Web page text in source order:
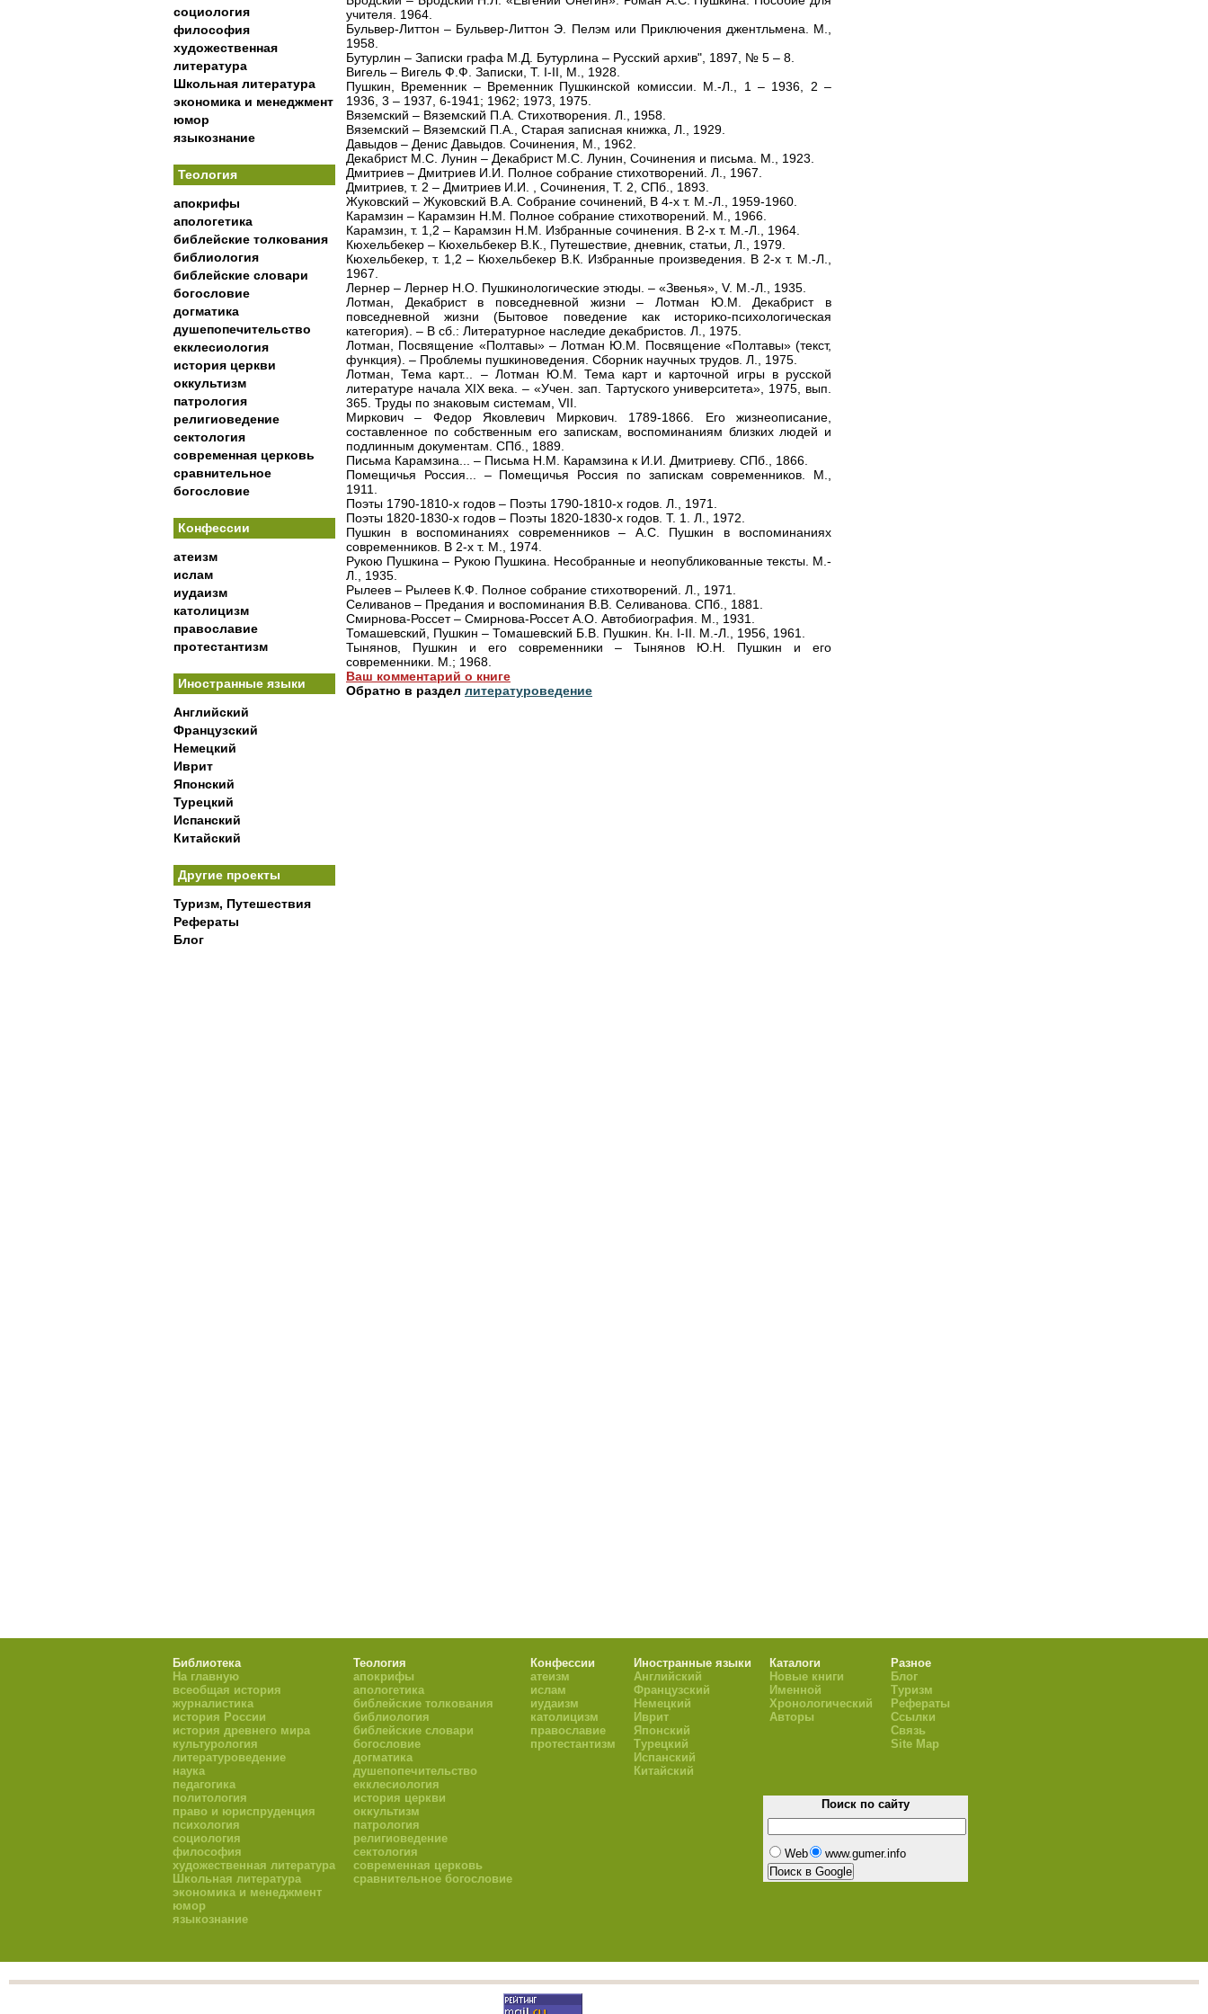
социология
философия
художественная
литература
Школьная литература
экономика и менеджмент
юмор
языкознание
Теология
апокрифы
апологетика
библейские толкования
библиология
библейские словари
богословие
догматика
душепопечительство
екклесиология
история церкви
оккультизм
патрология
религиоведение
сектология
современная церковь
сравнительное
богословие
Конфессии
атеизм
ислам
иудаизм
католицизм
православие
протестантизм
Иностранные языки
Английский
Французский
Немецкий
Иврит
Японский
Турецкий
Испанский
Китайский
Другие проекты
Туризм, Путешествия
Рефераты
Блог
учителя. 1964.
Бульвер-Литтон – Бульвер-Литтон Э. Пелэм или Приключения джентльмена. М.,
1958.
Бутурлин – Записки графа М.Д. Бутурлина – Русский архив", 1897, № 5 – 8.
Вигель – Вигель Ф.Ф. Записки, Т. I-II, М., 1928.
Пушкин, Временник – Временник Пушкинской комиссии. М.-Л., 1 – 1936, 2 –
1936, 3 – 1937, 6-1941; 1962; 1973, 1975.
Вяземский – Вяземский П.А. Стихотворения. Л., 1958.
Вяземский – Вяземский П.А., Старая записная книжка, Л., 1929.
Давыдов – Денис Давыдов. Сочинения, М., 1962.
Декабрист М.С. Лунин – Декабрист М.С. Лунин, Сочинения и письма. М., 1923.
Дмитриев – Дмитриев И.И. Полное собрание стихотворений. Л., 1967.
Дмитриев, т. 2 – Дмитриев И.И. , Сочинения, Т. 2, СПб., 1893.
Жуковский – Жуковский В.А. Собрание сочинений, В 4-х т. М.-Л., 1959-1960.
Карамзин – Карамзин Н.М. Полное собрание стихотворений. М., 1966.
Карамзин, т. 1,2 – Карамзин Н.М. Избранные сочинения. В 2-х т. М.-Л., 1964.
Кюхельбекер – Кюхельбекер В.К., Путешествие, дневник, статьи, Л., 1979.
Кюхельбекер, т. 1,2 – Кюхельбекер В.К. Избранные произведения. В 2-х т. М.-Л.,
1967.
Лернер – Лернер Н.О. Пушкинологические этюды. – «Звенья», V. М.-Л., 1935.
Лотман, Декабрист в повседневной жизни – Лотман Ю.М. Декабрист в
повседневной жизни (Бытовое поведение как историко-психологическая
категория). – В сб.: Литературное наследие декабристов. Л., 1975.
Лотман, Посвящение «Полтавы» – Лотман Ю.М. Посвящение «Полтавы» (текст,
функция). – Проблемы пушкиноведения. Сборник научных трудов. Л., 1975.
Лотман, Тема карт... – Лотман Ю.М. Тема карт и карточной игры в русской
литературе начала XIX века. – «Учен. зап. Тартуского университета», 1975, вып.
365. Труды по знаковым системам, VII.
Миркович – Федор Яковлевич Миркович. 1789-1866. Его жизнеописание,
составленное по собственным его запискам, воспоминаниям близких людей и
подлинным документам. СПб., 1889.
Письма Карамзина... – Письма Н.М. Карамзина к И.И. Дмитриеву. СПб., 1866.
Помещичья Россия... – Помещичья Россия по запискам современников. М.,
1911.
Поэты 1790-1810-х годов – Поэты 1790-1810-х годов. Л., 1971.
Поэты 1820-1830-х годов – Поэты 1820-1830-х годов. Т. 1. Л., 1972.
Пушкин в воспоминаниях современников – А.С. Пушкин в воспоминаниях
современников. В 2-х т. М., 1974.
Рукою Пушкина – Рукою Пушкина. Несобранные и неопубликованные тексты. М.-
Л., 1935.
Рылеев – Рылеев К.Ф. Полное собрание стихотворений. Л., 1971.
Селиванов – Предания и воспоминания В.В. Селиванова. СПб., 1881.
Смирнова-Россет – Смирнова-Россет А.О. Автобиография. М., 1931.
Томашевский, Пушкин – Томашевский Б.В. Пушкин. Кн. I-II. М.-Л., 1956, 1961.
Тынянов, Пушкин и его современники – Тынянов Ю.Н. Пушкин и его
современники. М.; 1968.
Ваш комментарий о книге
Обратно в раздел литературоведение
Библиотека
На главную
всеобщая история
журналистика
история России
история древнего мира
культурология
литературоведение
наука
педагогика
политология
право и юриспруденция
психология
социология
философия
художественная литература
Школьная литература
экономика и менеджмент
юмор
языкознание
Теология
апокрифы
апологетика
библейские толкования
библиология
библейские словари
богословие
догматика
душепопечительство
екклесиология
история церкви
оккультизм
патрология
религиоведение
сектология
современная церковь
сравнительное богословие
Конфессии
атеизм
ислам
иудаизм
католицизм
православие
протестантизм
Иностранные языки
Английский
Французский
Немецкий
Иврит
Японский
Турецкий
Испанский
Китайский
Каталоги
Новые книги
Именной
Хронологический
Авторы
Разное
Блог
Туризм
Рефераты
Ссылки
Связь
Site Map
Поиск по сайту
Web www.gumer.info